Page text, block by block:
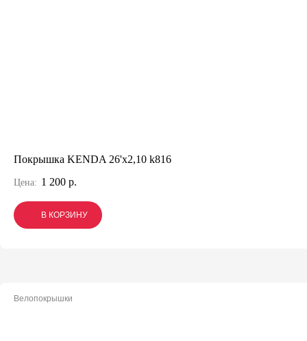
Покрышка KENDA 26'х2,10 k816
Цена: 1 200 р.
В КОРЗИНУ
В КОРЗИНУ
В КОРЗИНУ
Велопокрышки